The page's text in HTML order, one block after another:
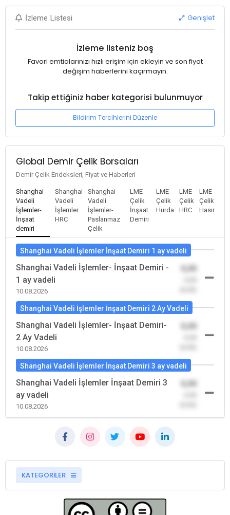
İzleme Listesi Genişlet
İzleme listeniz boş
Favori emtialarınızı hızlı erişim için ekleyin ve son fiyat
değişim haberlerini kaçırmayın.
Takip ettiğiniz haber kategorisi bulunmuyor
Bildirim Tercihlerini Düzenle
Global Demir Çelik Borsaları
Demir Çelik Endeksleri, Fiyat ve Haberleri
Shanghai
Vadeli
İşlemler-
İnşaat
demiri
Shanghai
Vadeli
İşlemler
HRC
Shanghai
Vadeli
İşlemler-
Paslanmaz
Çelik
LME
Çelik
İnşaat
Demiri
LME
Çelik
Hurda
LME
Çelik
HRC
LME
Çelik
Hasır
Shanghai Vadeli İşlemler İnşaat Demiri 1 ay vadeli
Shanghai Vadeli İşlemler- İnşaat Demiri -
1 ay vadeli
10.08.2026
Shanghai Vadeli İşlemler İnşaat Demiri 2 Ay Vadeli
Shanghai Vadeli İşlemler- İnşaat Demiri-
2 Ay Vadeli
10.08.2026
Shanghai Vadeli İşlemler İnşaat Demiri 3 ay vadeli
Shanghai Vadeli İşlemler İnşaat Demiri 3
ay vadeli
10.08.2026
KATEGORİLER